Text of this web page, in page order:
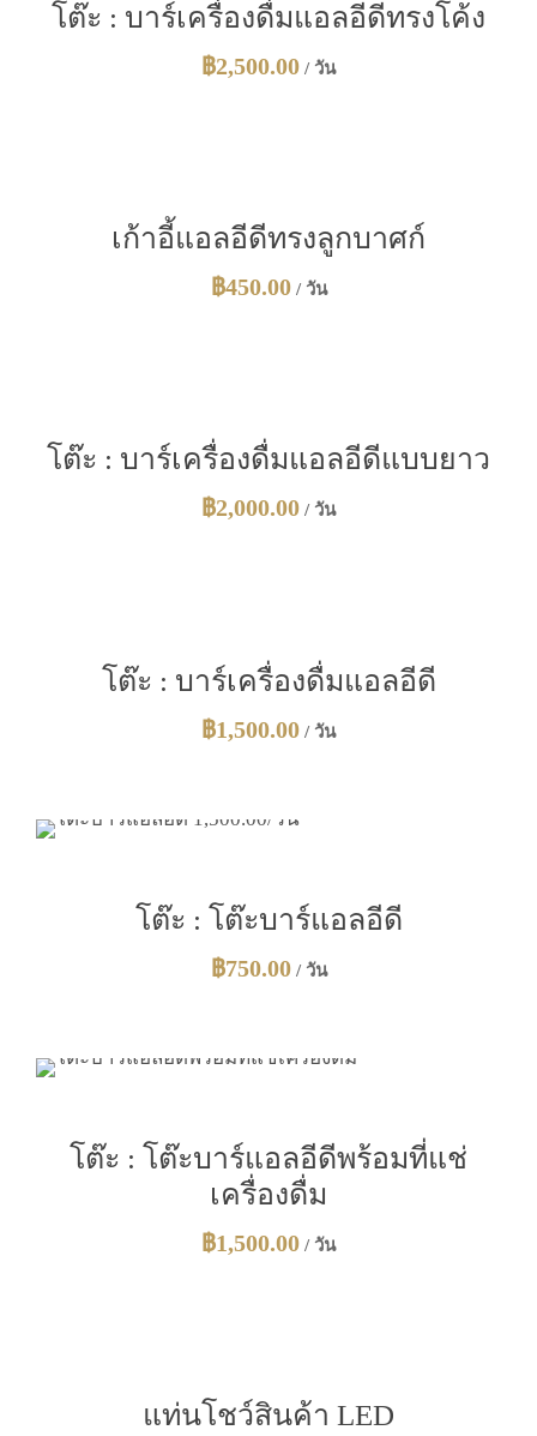
โต๊ะ : บาร์เครื่องดื่มแอลอีดีทรงโค้ง
฿2,500.00 / วัน
เก้าอี้แอลอีดีทรงลูกบาศก์
฿450.00/ วัน
โต๊ะ : บาร์เครื่องดื่มแอลอีดีแบบยาว
฿2,000.00 / วัน
โต๊ะ : บาร์เครื่องดื่มแอลอีดี
฿1,500.00 / วัน
โต๊ะ : โต๊ะบาร์แอลอีดี
฿750.00/ วัน
โต๊ะ : โต๊ะบาร์แอลอีดีพร้อมที่แช่
เครื่องดื่ม
฿1,500.00 / วัน
แท่นโชว์สินค้า LED